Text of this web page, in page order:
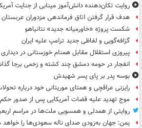
روایت تکان‌دهنده دانش‌آموز مینابی از جنایت
هدف قرار گرفتن اتاق‌ فرماندهی مزدوران
شکست پروژه «خاورمیانه جدید» نتانیاهو
گزافه‌گویی و لفاظی جدید ترامپ علیه ایران
پیروزی استقلال مقابل همنام خوزستانی در دیداری
انفجار در حومه دمشق چند کشته و زخمی برجا
بوسه‌ پدر بر پای پسر شهیدش
رایزنی عراقچی و همتای موریتانی خود درباره
موج تهدید علیه قضات آمریکایی پس از صدور
روایتی از همدلی و همسویی ملت‌ها در مراسم
یمن: جهان به‌زودی صدای ناله سعودی‌ها را خواهد